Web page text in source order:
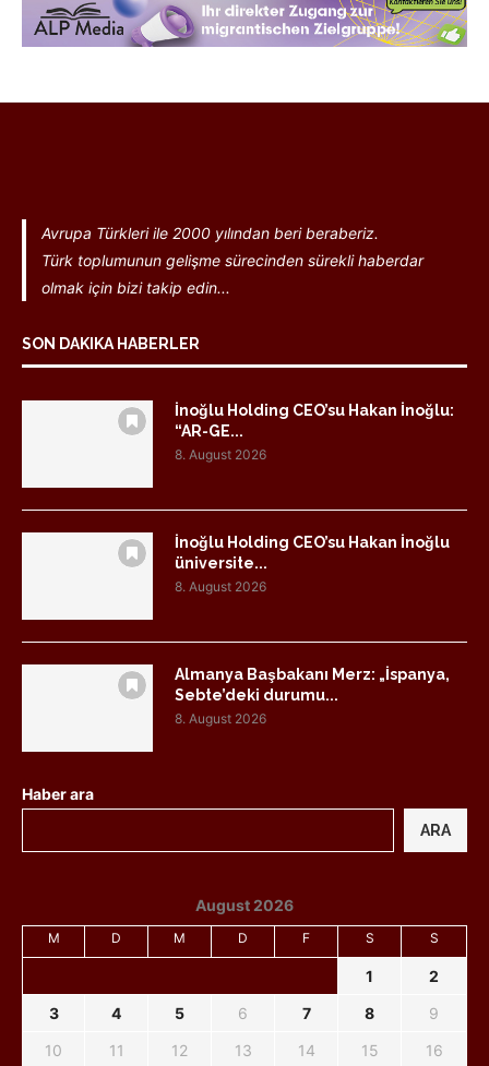
Avrupa Türkleri ile 2000 yılından beri beraberiz.
Türk toplumunun gelişme sürecinden sürekli haberdar
olmak için bizi takip edin...
SON DAKIKA HABERLER
İnoğlu Holding CEO’su Hakan İnoğlu:
“AR-GE...
8. August 2026
İnoğlu Holding CEO’su Hakan İnoğlu
üniversite...
8. August 2026
Almanya Başbakanı Merz: „İspanya,
Sebte’deki durumu...
8. August 2026
Haber ara
ARA
August 2026
M D M D F S S
1
2
3
4 5 6 7 8
9
10
11 12 13 14 15 16